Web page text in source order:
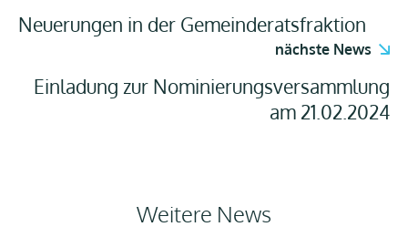
Neuerungen in der Gemeinderatsfraktion
nächste News
Einladung zur Nominierungsversammlung
am 21.02.2024
Weitere News